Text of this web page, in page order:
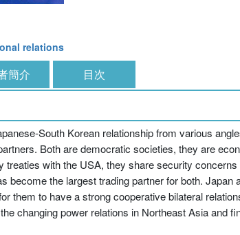
relations
簡介 目次
South Korean relationship from various
Both are democratic societies, they are
treaties with the USA, they share security
become the largest trading partner for both.
them to have a strong cooperative bilateral
changing power relations in Northeast Asia and